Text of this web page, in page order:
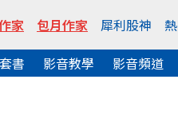
家 包月作家 犀利股神
書 影音教學 影音頻道